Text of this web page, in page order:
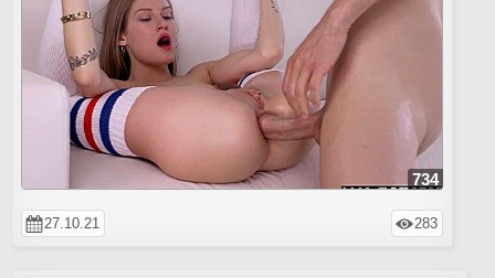
734
27.10.21 283